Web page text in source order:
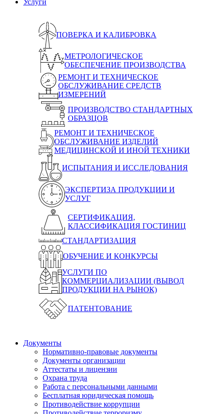
ПОВЕРКА И КАЛИБРОВКА
МЕТРОЛОГИЧЕСКОЕ
ОБЕСПЕЧЕНИЕ ПРОИЗВОДСТВА
РЕМОНТ И ТЕХНИЧЕСКОЕ
ОБСЛУЖИВАНИЕ СРЕДСТВ
ИЗМЕРЕНИЙ
ПРОИЗВОДСТВО СТАНДАРТНЫХ
ОБРАЗЦОВ
РЕМОНТ И ТЕХНИЧЕСКОЕ
ОБСЛУЖИВАНИЕ ИЗДЕЛИЙ
МЕДИЦИНСКОЙ И ИНОЙ ТЕХНИКИ
ИСПЫТАНИЯ И ИССЛЕДОВАНИЯ
ЭКСПЕРТИЗА ПРОДУКЦИИ И
УСЛУГ
СЕРТИФИКАЦИЯ,
КЛАССИФИКАЦИЯ ГОСТИНИЦ
СТАНДАРТИЗАЦИЯ
ОБУЧЕНИЕ И КОНКУРСЫ
УСЛУГИ ПО
КОММЕРЦИАЛИЗАЦИИ (ВЫВОД
ПРОДУКЦИИ НА РЫНОК)
ПАТЕНТОВАНИЕ
Документы
Нормативно-правовые документы
Документы организации
Аттестаты и лицензии
Охрана труда
Работа с персональными данными
Бесплатная юридическая помощь
Противодействие коррупции